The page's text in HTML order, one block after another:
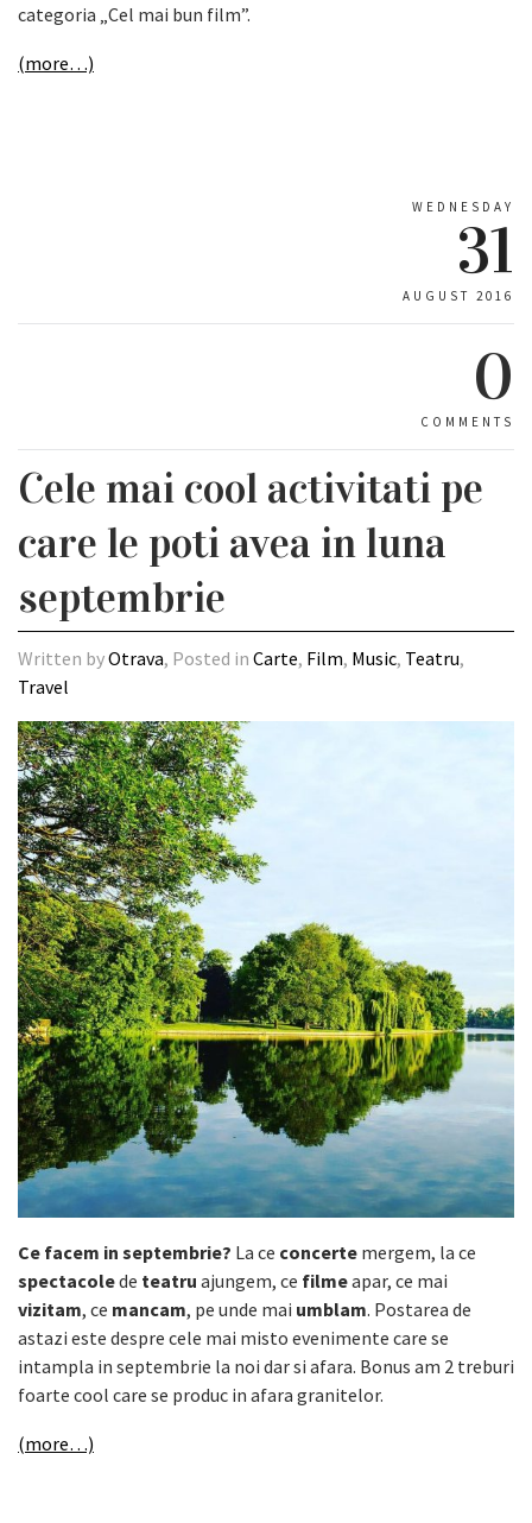
categoria „Cel mai bun film”.
(more…)
WEDNESDAY
31
AUGUST 2016
0
COMMENTS
Cele mai cool activitati pe
care le poti avea in luna
septembrie
Written byOtrava, Posted in Carte, Film, Music, Teatru,
Travel
Ce facem in septembrie? La ce concerte mergem, la ce
spectacolede teatru ajungem, ce filmeapar, ce mai
vizitam, ce mancam, pe unde mai umblam. Postarea de
astazi este despre cele mai misto evenimente care se
intampla in septembrie la noi dar si afara. Bonus am 2 treburi
foarte cool care se produc in afara granitelor.
(more…)